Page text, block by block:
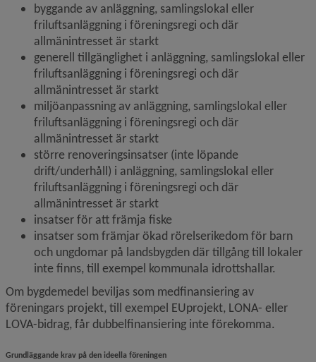
byggande av anläggning, samlingslokal eller
friluftsanläggning i föreningsregi och där
allmänintresset är starkt
generell tillgänglighet i anläggning, samlingslokal eller
friluftsanläggning i föreningsregi och där
allmänintresset är starkt
miljöanpassning av anläggning, samlingslokal eller
friluftsanläggning i föreningsregi och där
allmänintresset är starkt
större renoveringsinsatser (inte löpande
drift/underhåll) i anläggning, samlingslokal eller
friluftsanläggning i föreningsregi och där
allmänintresset är starkt
insatser för att främja fiske
insatser som främjar ökad rörelserikedom för barn
och ungdomar på landsbygden där tillgång till lokaler
inte finns, till exempel kommunala idrottshallar.
Om bygdemedel beviljas som medfinansiering av
föreningars projekt, till exempel EU­projekt, LONA- eller
LOVA-bidrag, får dubbelfinansiering inte förekomma.
Grundläggande krav på den ideella föreningen